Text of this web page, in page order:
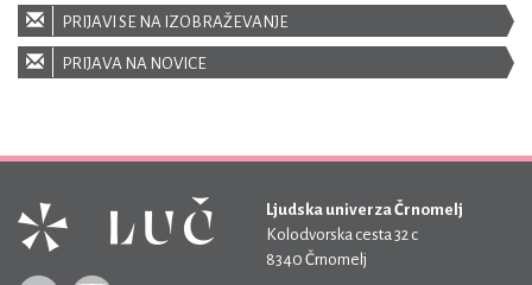
PRIJAVI SE NA IZOBRAŽEVANJE
PRIJAVA NA NOVICE
Ljudska univerza Črnomelj
Kolodvorska cesta 32 c
8340 Črnomelj